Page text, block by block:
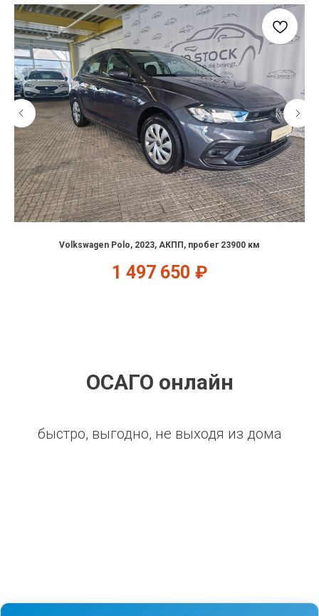
Volkswagen Polo, 2023, АКПП, пробег 23900 км
1 497 650 ₽
ОСАГО онлайн
быстро, выгодно, не выходя из дома